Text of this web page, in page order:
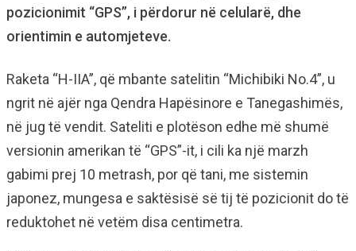
pozicionimit “GPS”, i përdorur në celularë, dhe
orientimin e automjeteve.
Raketa “H-IIA”, që mbante satelitin “Michibiki No.4”, u
ngrit në ajër nga Qendra Hapësinore e Tanegashimës,
në jug të vendit. Sateliti e plotëson edhe më shumë
versionin amerikan të “GPS”-it, i cili ka një marzh
gabimi prej 10 metrash, por që tani, me sistemin
japonez, mungesa e saktësisë së tij të pozicionit do të
reduktohet në vetëm disa centimetra.